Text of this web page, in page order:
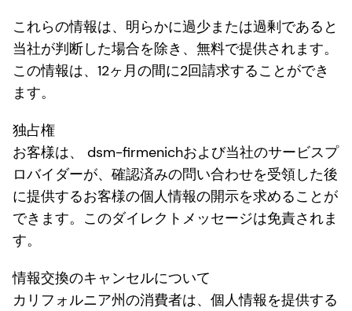
これらの情報は、明らかに過少または過剰であると
当社が判断した場合を除き、無料で提供されます。
この情報は、12ヶ月の間に2回請求することができ
ます。
独占権
お客様は、 dsm-firmenichおよび当社のサービスプ
ロバイダーが、確認済みの問い合わせを受領した後
に提供するお客様の個人情報の開示を求めることが
できます。このダイレクトメッセージは免責されま
す。
情報交換のキャンセルについて
カリフォルニア州の消費者は、個人情報を提供する